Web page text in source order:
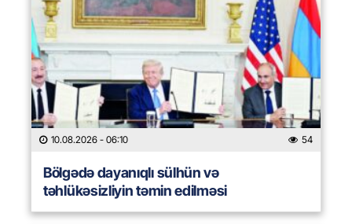
10.08.2026 - 06:10 54
Bölgədə dayanıqlı sülhün və
təhlükəsizliyin təmin edilməsi